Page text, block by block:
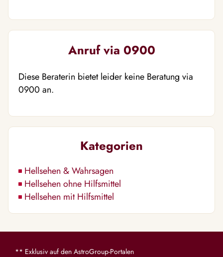
Anruf via 0900
Diese Beraterin bietet leider keine Beratung via
0900 an.
Kategorien
Hellsehen & Wahrsagen
Hellsehen ohne Hilfsmittel
Hellsehen mit Hilfsmittel
** Exklusiv auf den AstroGroup-Portalen